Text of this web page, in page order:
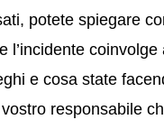
potete spiegare
l’incidente
e cosa state
responsabile